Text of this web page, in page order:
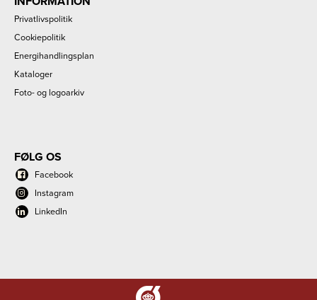
Privatlivspolitik
Cookiepolitik
Energihandlingsplan
Kataloger
Foto- og logoarkiv
FØLG OS
Facebook
Instagram
LinkedIn